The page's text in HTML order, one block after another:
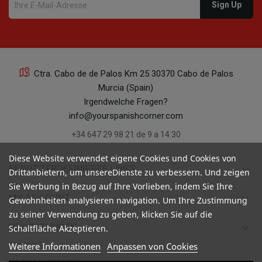
Ctra. Cabo de de Palos Km 25 30370 Cabo de Palos
Murcia (Spain)
Irgendwelche Fragen?
info@yourspanishcorner.com
+34 647 29 98 21 de 9 a 14:30
BENUTZERDEFINIERTE LINKS keyboard_arrow_down
MY ACCOUNT keyboard_arrow_down
BEWERTUNGEN
Diese Website verwendet eigene Cookies und Cookies von
Drittanbietern, um unsereDienste zu verbessern. Und zeigen
Sie Werbung in Bezug auf Ihre Vorlieben, indem Sie Ihre
Gewohnheiten analysieren navigation. Um Ihre Zustimmung
zu seiner Verwendung zu geben, klicken Sie auf die
Schaltfläche Akzeptieren.
Weitere Informationen Anpassen von Cookies